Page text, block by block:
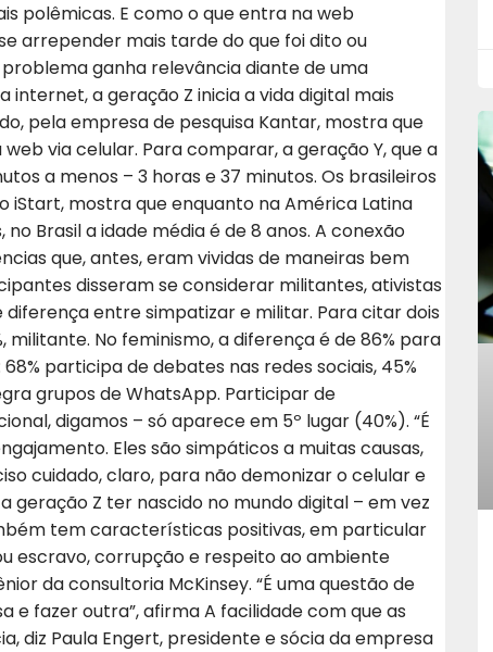
polêmicas. E como o que entra na web
arrepender mais tarde do que foi dito ou
ganha relevância diante de uma
a geração Z inicia a vida digital mais
pela empresa de pesquisa Kantar, mostra que
via celular. Para comparar, a geração Y, que a
a menos – 3 horas e 37 minutos. Os brasileiros
mostra que enquanto na América Latina
Brasil a idade média é de 8 anos. A conexão
que, antes, eram vividas de maneiras bem
disseram se considerar militantes, ativistas
entre simpatizar e militar. Para citar dois
militante. No feminismo, a diferença é de 86% para
participa de debates nas redes sociais, 45%
grupos de WhatsApp. Participar de
digamos – só aparece em 5º lugar (40%). “É
Eles são simpáticos a muitas causas,
cuidado, claro, para não demonizar o celular e
geração Z ter nascido no mundo digital – em vez
tem características positivas, em particular
escravo, corrupção e respeito ao ambiente
da consultoria McKinsey. “É uma questão de
e fazer outra”, afirma A facilidade com que as
diz Paula Engert, presidente e sócia da empresa